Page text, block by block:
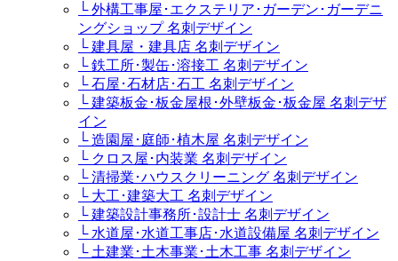
└ 外構工事屋･エクステリア･ガーデン･ガーデニ
ングショップ 名刺デザイン
└ 建具屋・建具店 名刺デザイン
└ 鉄工所･製缶･溶接工 名刺デザイン
└ 石屋･石材店･石工 名刺デザイン
└ 建築板金･板金屋根･外壁板金･板金屋 名刺デザ
イン
└ 造園屋･庭師･植木屋 名刺デザイン
└ クロス屋･内装業 名刺デザイン
└ 清掃業･ハウスクリーニング 名刺デザイン
└ 大工･建築大工 名刺デザイン
└ 建築設計事務所･設計士 名刺デザイン
└ 水道屋･水道工事店･水道設備屋 名刺デザイン
└ 土建業･土木事業･土木工事 名刺デザイン